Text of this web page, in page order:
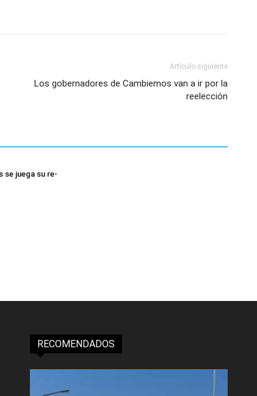
Artículo siguiente
Los gobernadores de Cambiemos van a ir por la
reelección
se juega su re-
RECOMENDADOS